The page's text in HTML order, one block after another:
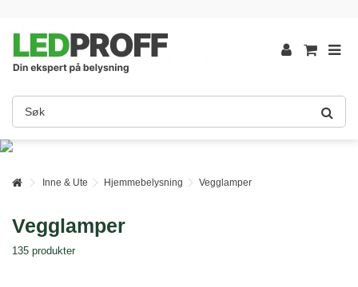
Inne & Ute Hjemmebelysning Vegglamper
Vegglamper
135 produkter